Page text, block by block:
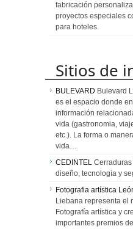
fabricación
proyectos especiales
para hoteles.
Sitios de
BULEVARD Bulevard
es el espacio donde
información
vida (gastronomia,
etc.). La forma o
vida…
CEDINTEL
diseño, tecnología y
Fotografia artística
Liebana representa el
Fotografía artística y
importantes premios